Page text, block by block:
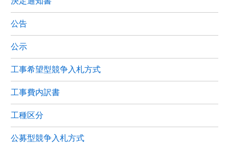
公告
公示
工事希望型競争入札方式
工事費内訳書
工種区分
公募型競争入札方式